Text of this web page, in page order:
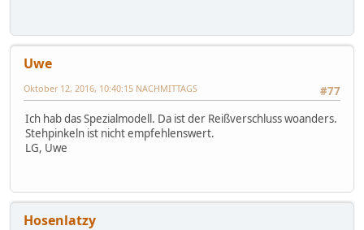
Uwe
#77
Oktober 12, 2016, 10:40:15 NACHMITTAGS
Ich hab das Spezialmodell. Da ist der Reißverschluss woanders.
Stehpinkeln ist nicht empfehlenswert.
LG, Uwe
Hosenlatzy